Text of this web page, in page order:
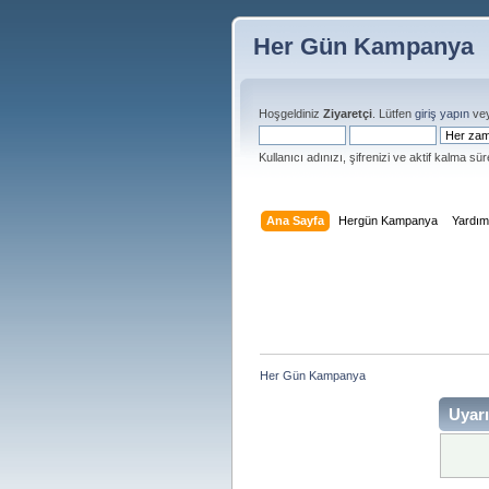
Her Gün Kampanya
Hoşgeldiniz Ziyaretçi . Lütfen giriş yapın
Kullanıcı adınızı, şifrenizi ve aktif kalma
Ana Sayfa Hergün Kampanya Yardım
Her Gün Kampanya